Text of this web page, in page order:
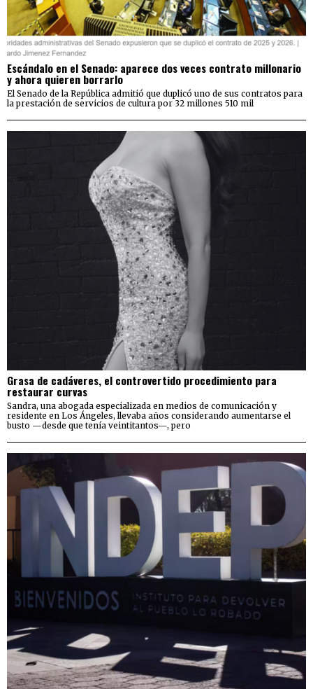
Escándalo en el Senado: aparece dos veces contrato millonario
y ahora quieren borrarlo
El Senado de la República admitió que duplicó uno de sus contratos para
la prestación de servicios de cultura por 32 millones 510 mil
Grasa de cadáveres, el controvertido procedimiento para
restaurar curvas
Sandra, una abogada especializada en medios de comunicación y
residente en Los Ángeles, llevaba años considerando aumentarse el
busto —desde que tenía veintitantos—, pero